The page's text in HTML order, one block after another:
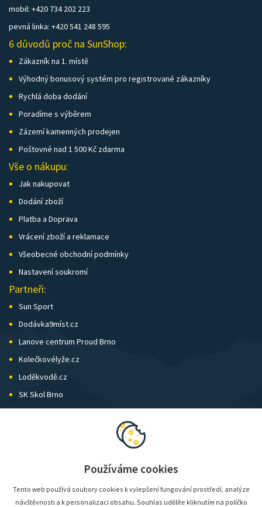
mobil: +420 734 202 223
pevná linka: +420 541 248 595
6 důvodů proč na SunShop:
Zákazník na 1. místě
Výhodný bonusový systém pro registrované zákazníky
Rychlá doba dodání
Poradíme s výběrem
Zázemí kamenných prodejen
Poštovné nad 1 500 Kč zdarma
Vše o nákupu:
Jak nakupovat
Dodání zboží
Platba a Doprava
Vrácení zboží a reklamace
Všeobecné obchodní podmínky
Nastavení soukromí
Partneři:
Sun Sport
Dodávka9míst.cz
Lanove centrum Proud Brno
Kolečkovélyže.cz
Loděkvodě.cz
SK Skol Brno
Biatlon Brno
Používáme cookies
Tento web používá soubory cookies k vylepšení fungování prostředí, analýze
návštěvnosti a k personalizaci obsahu. Souhlas udělíte kliknutím na políčko